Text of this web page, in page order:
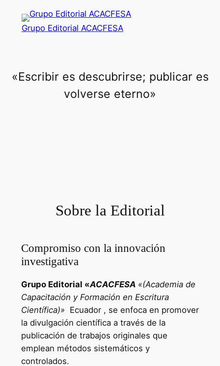
contenido
Grupo Editorial ACACFESA
«Escribir es descubrirse; publicar es
volverse eterno»
Sobre la Editorial
Compromiso con la innovación
investigativa
Grupo Editorial «ACACFESA «(Academia de
Capacitación y Formación en Escritura
Científica)» Ecuador , se enfoca en promover
la divulgación científica a través de la
publicación de trabajos originales que
emplean métodos sistemáticos y
controlados.